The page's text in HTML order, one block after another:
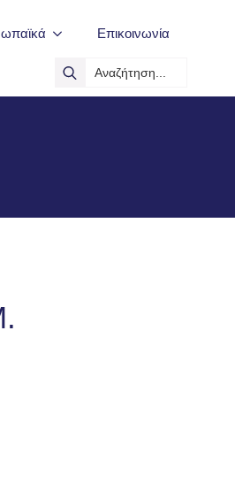
Επικοινωνία
Search